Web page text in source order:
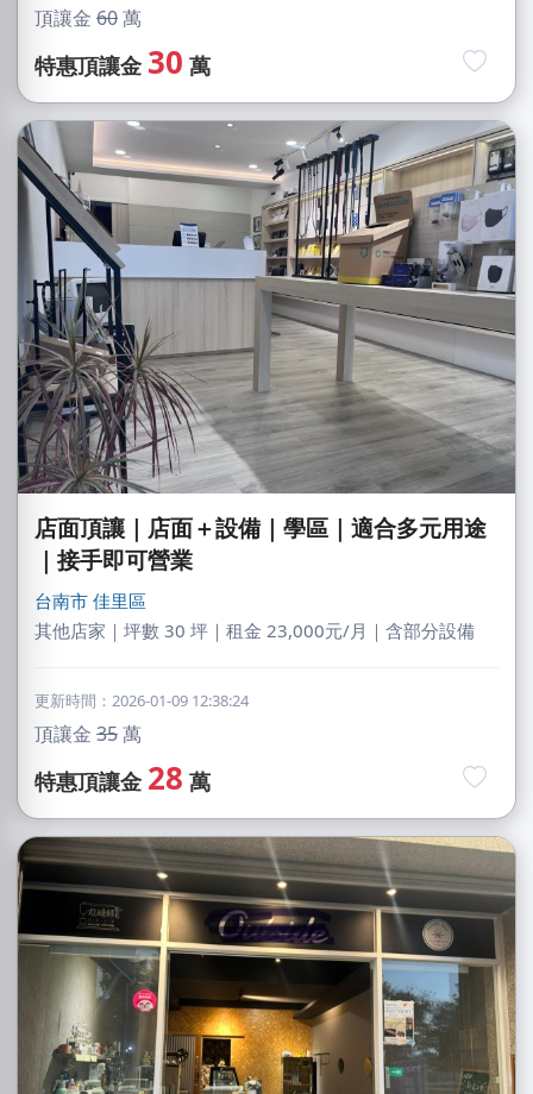
頂讓金 60萬
特惠頂讓金 30 萬
店面頂讓｜店面＋設備｜學區｜適合多元用途
｜接手即可營業
台南市 佳里區
其他店家｜坪數 30 坪｜租金 23,000元/月｜含部分設備
更新時間：2026-01-09 12:38:24
頂讓金 35萬
特惠頂讓金 28 萬